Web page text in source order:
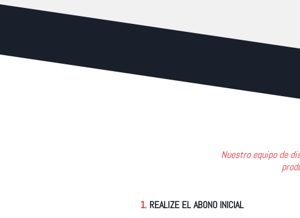
Nuestro equipo de
1. REALIZE EL ABONO INICIAL